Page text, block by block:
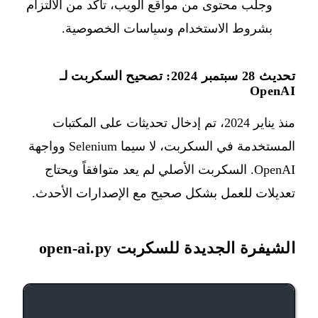
وجلب محتوى من مواقع الويب، تأكد من الالتزام
بشروط الاستخدام وسياسات الخصوصية.
تحديث 28 سبتمبر 2024: تصحيح السكربت لـ
OpenAI
منذ يناير 2024، تم إدخال تحديثات على المكتبات
المستخدمة في السكربت، لا سيما Selenium وواجهة
OpenAI. السكربت الأصلي لم يعد متوافقاً ويحتاج
تعديلات للعمل بشكل صحيح مع الإصدارات الأحدث.
الشيفرة الجديدة للسكربت open-ai.py